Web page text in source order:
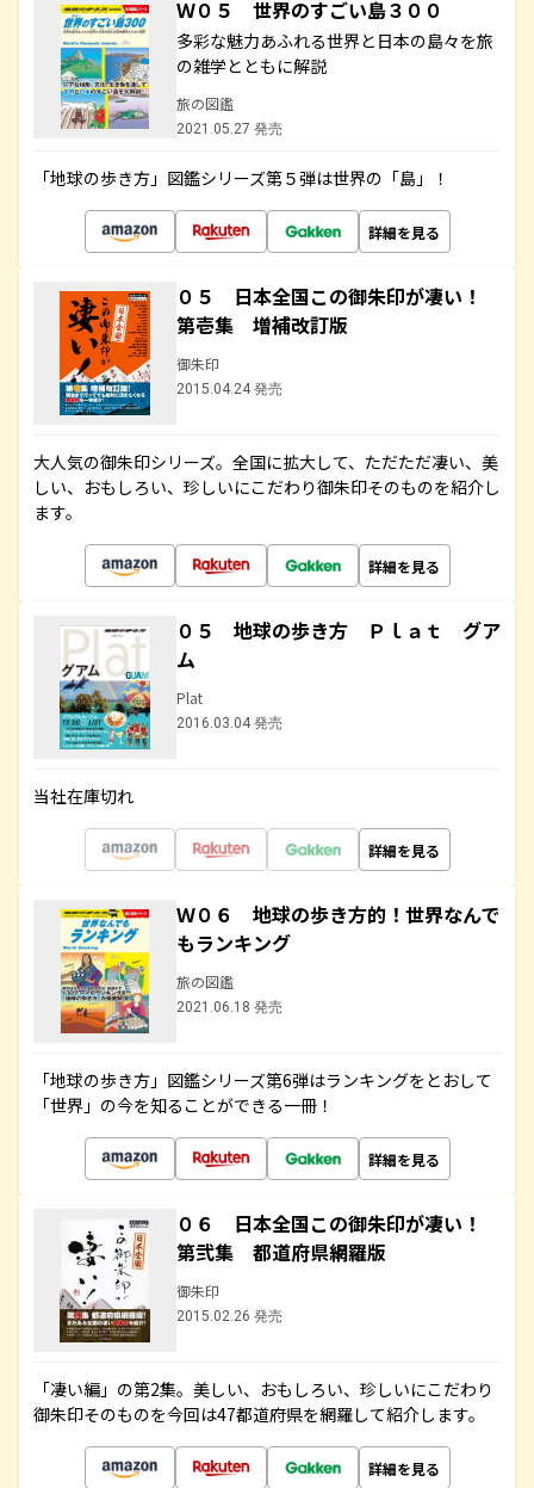
Ｗ０５ 世界のすごい島３００
多彩な魅力あふれる世界と日本の島々を旅
の雑学とともに解説
旅の図鑑
2021.05.27 発売
「地球の歩き方」図鑑シリーズ第５弾は世界の「島」！
詳細を見る
０５ 日本全国この御朱印が凄い！
第壱集 増補改訂版
御朱印
2015.04.24 発売
大人気の御朱印シリーズ。全国に拡大して、ただただ凄い、美
しい、おもしろい、珍しいにこだわり御朱印そのものを紹介し
ます。
詳細を見る
０５ 地球の歩き方 Ｐｌａｔ グア
ム
Plat
2016.03.04 発売
当社在庫切れ
詳細を見る
Ｗ０６ 地球の歩き方的！世界なんで
もランキング
旅の図鑑
2021.06.18 発売
「地球の歩き方」図鑑シリーズ第6弾はランキングをとおして
「世界」の今を知ることができる一冊！
詳細を見る
０６ 日本全国この御朱印が凄い！
第弐集 都道府県網羅版
御朱印
2015.02.26 発売
「凄い編」の第2集。美しい、おもしろい、珍しいにこだわり
御朱印そのものを今回は47都道府県を網羅して紹介します。
詳細を見る